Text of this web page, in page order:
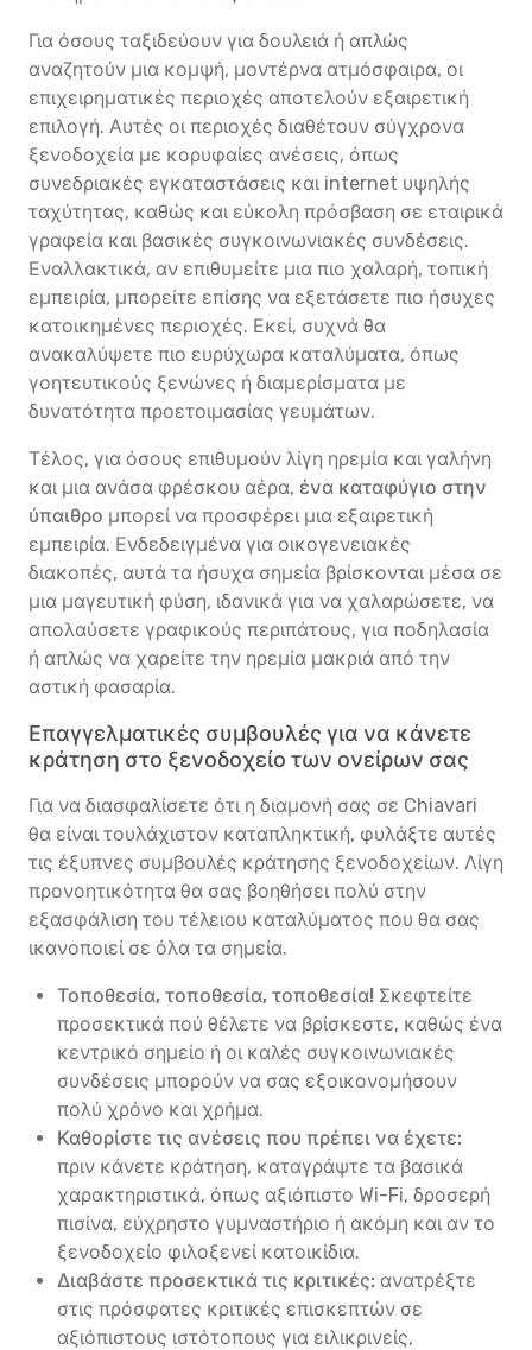
Για όσους ταξιδεύουν για δουλειά ή απλώς
αναζητούν μια κομψή, μοντέρνα ατμόσφαιρα, οι
επιχειρηματικές περιοχές αποτελούν εξαιρετική
επιλογή. Αυτές οι περιοχές διαθέτουν σύγχρονα
ξενοδοχεία με κορυφαίες ανέσεις, όπως
συνεδριακές εγκαταστάσεις και internet υψηλής
ταχύτητας, καθώς και εύκολη πρόσβαση σε εταιρικά
γραφεία και βασικές συγκοινωνιακές συνδέσεις.
Εναλλακτικά, αν επιθυμείτε μια πιο χαλαρή, τοπική
εμπειρία, μπορείτε επίσης να εξετάσετε πιο ήσυχες
κατοικημένες περιοχές. Εκεί, συχνά θα
ανακαλύψετε πιο ευρύχωρα καταλύματα, όπως
γοητευτικούς ξενώνες ή διαμερίσματα με
δυνατότητα προετοιμασίας γευμάτων.
Τέλος, για όσους επιθυμούν λίγη ηρεμία και γαλήνη
και μια ανάσα φρέσκου αέρα, ένα καταφύγιο στην
ύπαιθρο μπορεί να προσφέρει μια εξαιρετική
εμπειρία. Ενδεδειγμένα για οικογενειακές
διακοπές, αυτά τα ήσυχα σημεία βρίσκονται μέσα σε
μια μαγευτική φύση, ιδανικά για να χαλαρώσετε, να
απολαύσετε γραφικούς περιπάτους, για ποδηλασία
ή απλώς να χαρείτε την ηρεμία μακριά από την
αστική φασαρία.
Επαγγελματικές συμβουλές για να κάνετε
κράτηση στο ξενοδοχείο των ονείρων σας
Για να διασφαλίσετε ότι η διαμονή σας σε Chiavari
θα είναι τουλάχιστον καταπληκτική, φυλάξτε αυτές
τις έξυπνες συμβουλές κράτησης ξενοδοχείων. Λίγη
προνοητικότητα θα σας βοηθήσει πολύ στην
εξασφάλιση του τέλειου καταλύματος που θα σας
ικανοποιεί σε όλα τα σημεία.
Τοποθεσία, τοποθεσία, τοποθεσία! Σκεφτείτε
προσεκτικά πού θέλετε να βρίσκεστε, καθώς ένα
κεντρικό σημείο ή οι καλές συγκοινωνιακές
συνδέσεις μπορούν να σας εξοικονομήσουν
πολύ χρόνο και χρήμα.
Καθορίστε τις ανέσεις που πρέπει να έχετε:
πριν κάνετε κράτηση, καταγράψτε τα βασικά
χαρακτηριστικά, όπως αξιόπιστο Wi-Fi, δροσερή
πισίνα, εύχρηστο γυμναστήριο ή ακόμη και αν το
ξενοδοχείο φιλοξενεί κατοικίδια.
Διαβάστε προσεκτικά τις κριτικές: ανατρέξτε
στις πρόσφατες κριτικές επισκεπτών σε
αξιόπιστους ιστότοπους για ειλικρινείς,